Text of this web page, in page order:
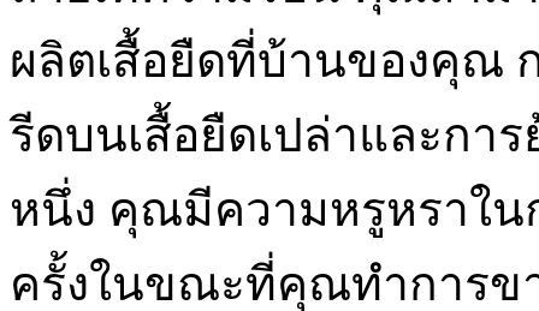
ผลิตเสื้อยืดที่บ้านของคุณ
รีดบนเสื้อยืดเปล่าและกา
หนึ่ง คุณมีความหรูหราใน
ครั้งในขณะที่คุณทำการข